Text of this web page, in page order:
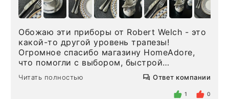
Обожаю эти приборы от Robert Welch - это
какой-то другой уровень трапезы!
Огромное спасибо магазину HomeAdore,
что помогли с выбором, быстрой
доставкой и высоким сервисом. Один раз
была здесь лично, забирала чайные ложки,
внутри очень много антикварной посуды,
Читать полностью Ответ компании
1 0